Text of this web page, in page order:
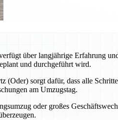
über langjährige Erfahrung
und durchgeführt wird.
sorgt dafür, dass alle
am Umzugstag.
oder großes